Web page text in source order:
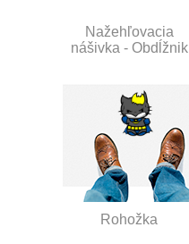
Nažehľovacia
nášivka - Obdĺžnik
Rohožka